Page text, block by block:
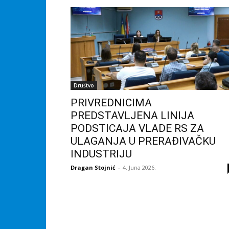
Društvo
PRIVREDNICIMA
PREDSTAVLJENA LINIJA
PODSTICAJA VLADE RS ZA
ULAGANJA U PRERAĐIVAČKU
INDUSTRIJU
Dragan Stojnić - 4. Juna 2026.